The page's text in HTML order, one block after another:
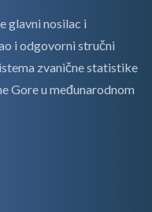
glavni nosilac i
i odgovorni stručni
zvanične statistike
Gore u međunarodnom